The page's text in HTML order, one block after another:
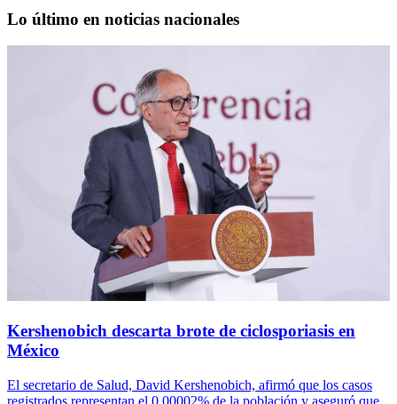
Lo último en noticias nacionales
Kershenobich descarta brote de ciclosporiasis en
México
El secretario de Salud, David Kershenobich, afirmó que los casos
registrados representan el 0.00002% de la población y aseguró que